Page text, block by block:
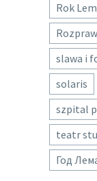
Rok
slawa i
solaris
szpital
teatr stu
Год